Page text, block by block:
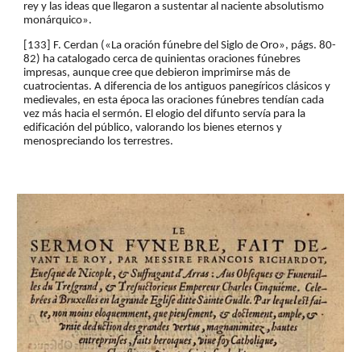
rey y las ideas que llegaron a sustentar al naciente absolutismo
monárquico».
[133] F. Cerdan («La oración fúnebre del Siglo de Oro», págs. 80-
82) ha catalogado cerca de quinientas oraciones fúnebres
impresas, aunque cree que debieron imprimirse más de
cuatrocientas. A diferencia de los antiguos panegíricos clásicos y
medievales, en esta época las oraciones fúnebres tendían cada
vez más hacia el sermón. El elogio del difunto servía para la
edificación del público, valorando los bienes eternos y
menospreciando los terrestres.